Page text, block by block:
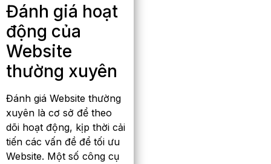
Đánh giá hoạt
động của
Website
thường xuyên
Đánh giá Website thường
xuyên là cơ sở để theo
dõi hoạt động, kịp thời cải
tiến các vấn đề để tối ưu
Website. Một số công cụ